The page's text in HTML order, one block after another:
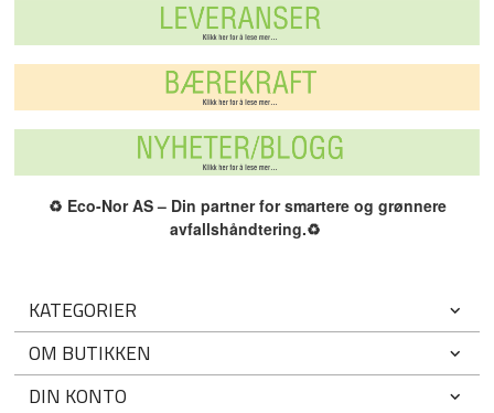
♻️ Eco-Nor AS – Din partner for smartere og grønnere
avfallshåndtering.♻️
KATEGORIER
OM BUTIKKEN
DIN KONTO